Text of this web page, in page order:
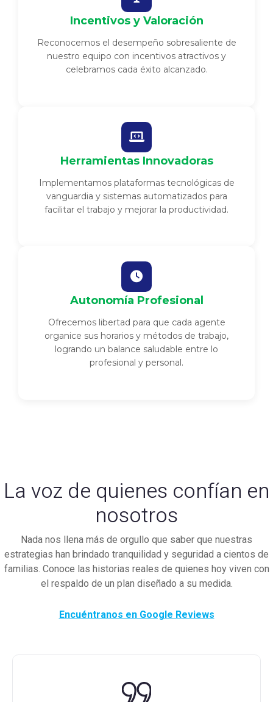
Incentivos y Valoración
Reconocemos el desempeño sobresaliente de
nuestro equipo con incentivos atractivos y
celebramos cada éxito alcanzado.
Herramientas Innovadoras
Implementamos plataformas tecnológicas de
vanguardia y sistemas automatizados para
facilitar el trabajo y mejorar la productividad.
Autonomía Profesional
Ofrecemos libertad para que cada agente
organice sus horarios y métodos de trabajo,
logrando un balance saludable entre lo
profesional y personal.
La voz de quienes confían en
nosotros
Nada nos llena más de orgullo que saber que nuestras
estrategias han brindado tranquilidad y seguridad a cientos de
familias. Conoce las historias reales de quienes hoy viven con
el respaldo de un plan diseñado a su medida.
Encuéntranos en Google Reviews